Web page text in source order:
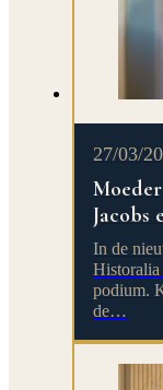
27/03/
Jacobs
In de
Historalia
podium.
de…